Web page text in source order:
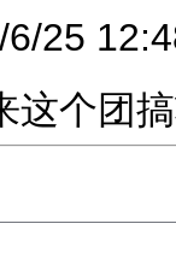
25
这个团